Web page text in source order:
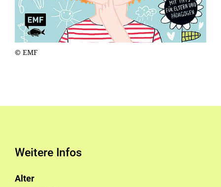
© EMF
Weitere Infos
Alter